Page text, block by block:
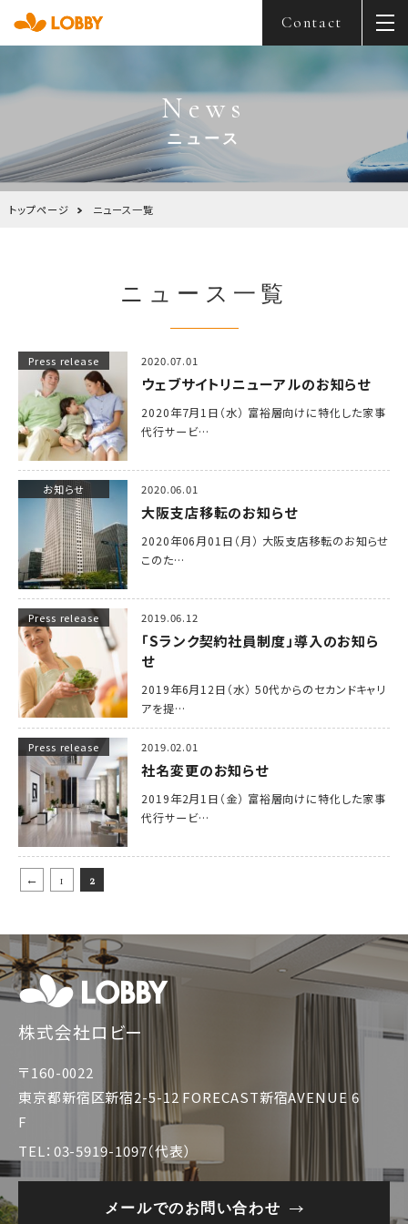
Contact
News
ニュース
トップページ ニュース一覧
ニュース一覧
Press release 2020.07.01
ウェブサイトリニューアルのお知らせ
2020年7月1日（水） 富裕層向けに特化した家事
代行サービ…
お知らせ 2020.06.01
大阪支店移転のお知らせ
2020年06月01日（月） 大阪支店移転のお知らせ
このた…
Press release 2019.06.12
「Sランク契約社員制度」導入のお知ら
せ
2019年6月12日（水） 50代からのセカンドキャリ
アを提…
Press release 2019.02.01
社名変更のお知らせ
2019年2月1日（金） 富裕層向けに特化した家事
代行サービ…
← 1 2
株式会社ロビー
〒160-0022
東京都新宿区新宿2-5-12 FORECAST新宿AVENUE 6
F
TEL：03-5919-1097（代表）
メールでのお問い合わせ